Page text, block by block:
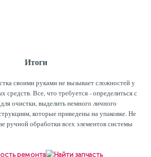
Итоги
своими руками не вызывает сложностей у
средств. Все, что требуется - определиться с
очистки, выделить немного личного
которые приведены на упаковке. Не
ручной обработки всех элементов системы